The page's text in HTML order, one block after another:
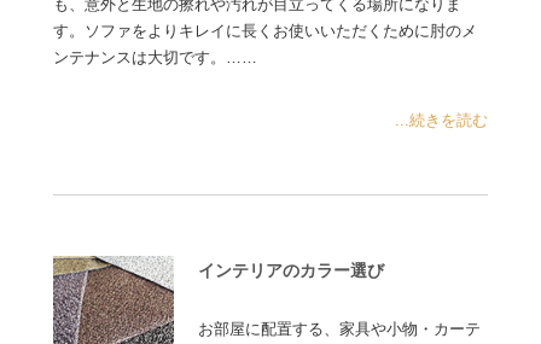
も、意外と生地の擦れや汚れが目立ってくる場所になりま
す。ソファをよりキレイに長くお使いいただくために肘のメ
ンテナンスは大切です。……
...続きを読む
インテリアのカラー選び
お部屋に配置する、家具や小物・カーテ